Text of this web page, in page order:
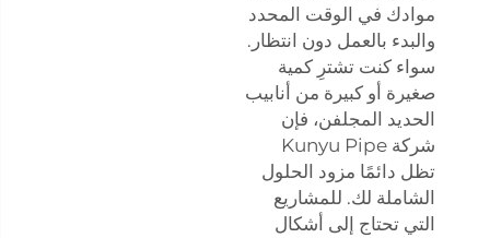
موادك في الوقت المحدد
والبدء بالعمل دون انتظار.
سواء كنت تشترِ كمية
صغيرة أو كبيرة من أنابيب
الحديد المجلفن، فإن
شركة Kunyu Pipe
تظل دائمًا مزود الحلول
الشاملة لك. للمشاريع
التي تحتاج إلى أشكال